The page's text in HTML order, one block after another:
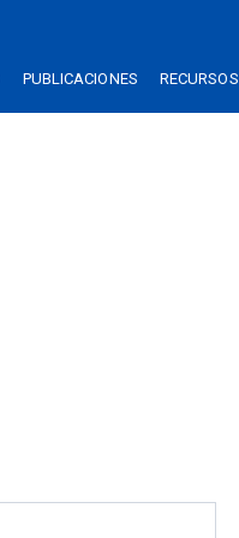
PUBLICACIONES RECURSOS